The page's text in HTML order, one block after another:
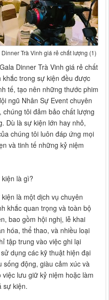
Trà Vinh giá rẻ chất lượng (1)
Dinner Trà Vinh giá rẻ chất
trong sự kiện đều được
tế, tạo nên những thước phim
ngũ Nhân Sự Event chuyên
tôi đảm bảo chất lượng
Dù là sự kiện lớn hay nhỏ,
chúng tôi luôn đáp ứng mọi
và tinh tế những kỷ niệm
là gì?
là một dịch vụ chuyên
khắc quan trọng và toàn bộ
bao gồm hội nghị, lễ khai
hóa, thể thao, và nhiều loại
tập trung vào việc ghi lại
dụng các kỹ thuật hiện đại
động, giàu cảm xúc và
lưu giữ kỷ niệm hoặc làm
sự kiện.